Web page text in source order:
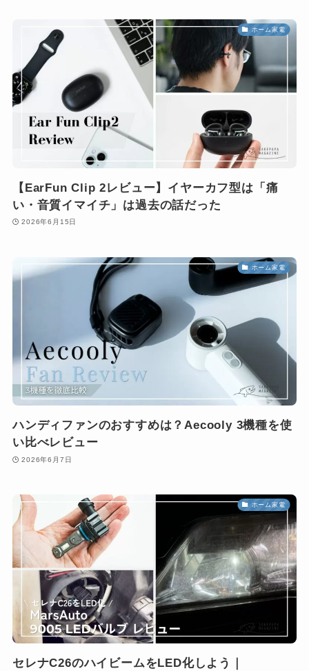
ホーム家電
【EarFun Clip 2レビュー】イヤーカフ型は「痛
い・音質イマイチ」は過去の話だった
2026年6月15日
ホーム家電
ハンディファンのおすすめは？Aecooly 3機種を使
い比べレビュー
2026年6月7日
ホーム家電
セレナC26のハイビームをLED化しよう｜